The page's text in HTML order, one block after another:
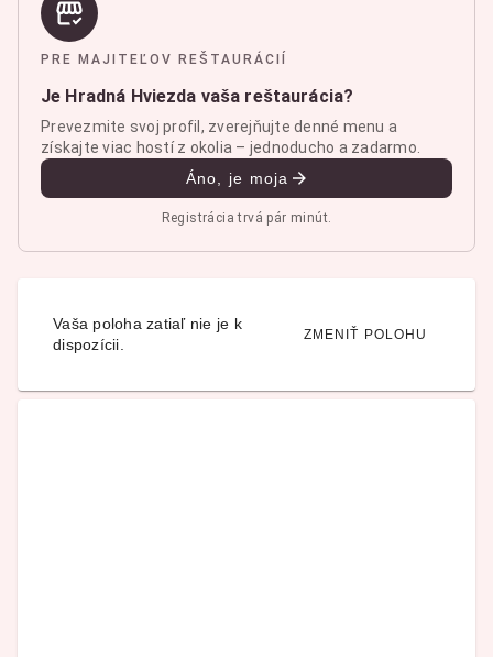
PRE MAJITEĽOV REŠTAURÁCIÍ
Je Hradná Hviezda vaša reštaurácia?
Prevezmite svoj profil, zverejňujte denné menu a
získajte viac hostí z okolia – jednoducho a zadarmo.
Áno, je moja
Registrácia trvá pár minút.
Vaša poloha zatiaľ nie je k
dispozícii.
ZMENIŤ POLOHU